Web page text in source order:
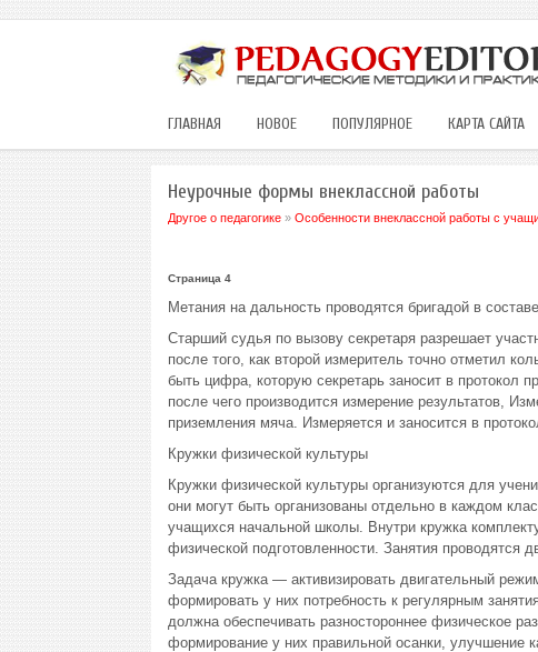
ГЛАВНАЯ НОВОЕ ПОПУЛЯРНОЕ КАРТА САЙТА
Неурочные формы внеклассной работы
Другое о педагогике» Особенности внеклассной работы с
Страница 4
Метания на дальность проводятся бригадой в
Старший судья по вызову секретаря разрешает
после того, как второй измеритель точно отметил
быть цифра, которую секретарь заносит в
после чего производится измерение результатов,
приземления мяча. Измеряется и заносится в
Кружки физической культуры
Кружки физической культуры организуются для
они могут быть организованы отдельно в каждом
учащихся начальной школы. Внутри кружка
физической подготовленности. Занятия
Задача кружка — активизировать двигательный
формировать у них потребность к регулярным
должна обеспечивать разностороннее физическое
формирование у них правильной осанки, улучшение